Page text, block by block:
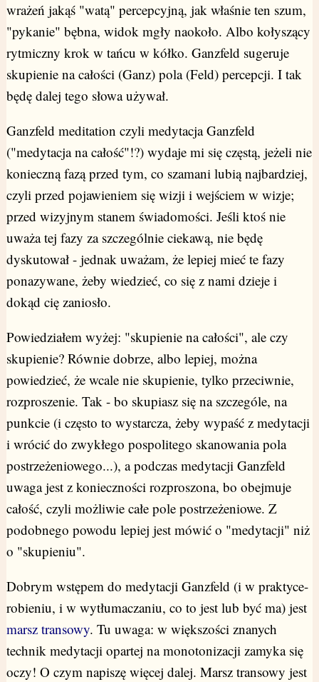
wrażeń jakąś "watą" percepcyjną, jak właśnie ten szum,
"pykanie" bębna, widok mgły naokoło. Albo kołyszący
rytmiczny krok w tańcu w kółko. Ganzfeld sugeruje
skupienie na całości (Ganz) pola (Feld) percepcji. I tak
będę dalej tego słowa używał.
Ganzfeld meditation czyli medytacja Ganzfeld
("medytacja na całość"!?) wydaje mi się częstą, jeżeli nie
konieczną fazą przed tym, co szamani lubią najbardziej,
czyli przed pojawieniem się wizji i wejściem w wizje;
przed wizyjnym stanem świadomości. Jeśli ktoś nie
uważa tej fazy za szczególnie ciekawą, nie będę
dyskutował - jednak uważam, że lepiej mieć te fazy
ponazywane, żeby wiedzieć, co się z nami dzieje i
dokąd cię zaniosło.
Powiedziałem wyżej: "skupienie na całości", ale czy
skupienie? Równie dobrze, albo lepiej, można
powiedzieć, że wcale nie skupienie, tylko przeciwnie,
rozproszenie. Tak - bo skupiasz się na szczególe, na
punkcie (i często to wystarcza, żeby wypaść z medytacji
i wrócić do zwykłego pospolitego skanowania pola
postrzeżeniowego...), a podczas medytacji Ganzfeld
uwaga jest z konieczności rozproszona, bo obejmuje
całość, czyli możliwie całe pole postrzeżeniowe. Z
podobnego powodu lepiej jest mówić o "medytacji" niż
o "skupieniu".
Dobrym wstępem do medytacji Ganzfeld (i w praktyce-
robieniu, i w wytłumaczaniu, co to jest lub być ma) jest
marsz transowy. Tu uwaga: w większości znanych
technik medytacji opartej na monotonizacji zamyka się
oczy! O czym napiszę więcej dalej. Marsz transowy jest